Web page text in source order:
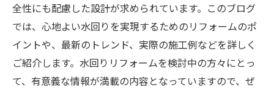
全性にも配慮した設計が求められています。このブログ
では、心地よい水回りを実現するためのリフォームのポ
イントや、最新のトレンド、実際の施工例などを詳しく
ご紹介します。水回りリフォームを検討中の方々にとっ
て、有意義な情報が満載の内容となっていますので、ぜ